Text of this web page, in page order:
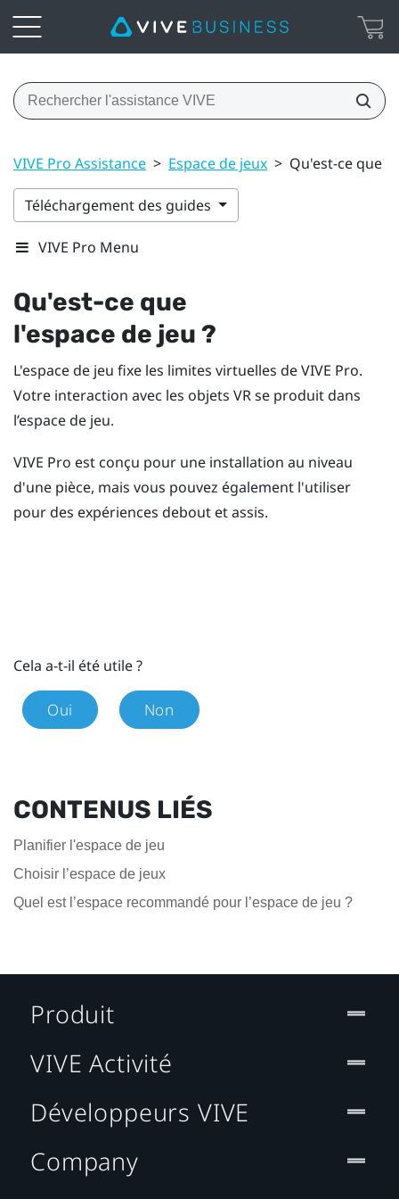
VIVE Pro Assistance > Espace de jeux > Qu'est-ce que
Téléchargement des guides
VIVE Pro Menu
Qu'est-ce que
l'espace de jeu ?
L'espace de jeu fixe les limites virtuelles deVIVE Pro.
Votre interaction avec les objets VR se produit dans
l’espace de jeu.
VIVE Pro est conçu pour une installation au niveau
d'une pièce, mais vous pouvez également l'utiliser
pour des expériences debout et assis.
Cela a-t-il été utile ?
Oui Non
CONTENUS LIÉS
Planifier l'espace de jeu
Choisir l’espace de jeux
Quel est l’espace recommandé pour l’espace de jeu ?
Produit
VIVE Activité
Développeurs VIVE
Company